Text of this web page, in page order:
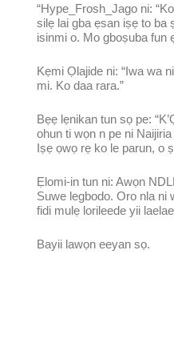
“Hype_Frosh_Jago ni:
silẹ lai gba ẹsan iṣẹ to ba
isinmi o. Mo gboṣuba fun
Kẹmi Ọlajide ni: “Iwa wa
mi. Ko daa rara.”
Bẹẹ lẹnikan tun sọ pe:
ohun ti wọn n pe ni
Iṣẹ ọwọ rẹ ko le parun, o
Ẹlomi-in tun ni: Awọn
Suwe legbodo. Oro nla ni
fidi mulẹ lorileede yii
Bayii lawọn eeyan sọ.